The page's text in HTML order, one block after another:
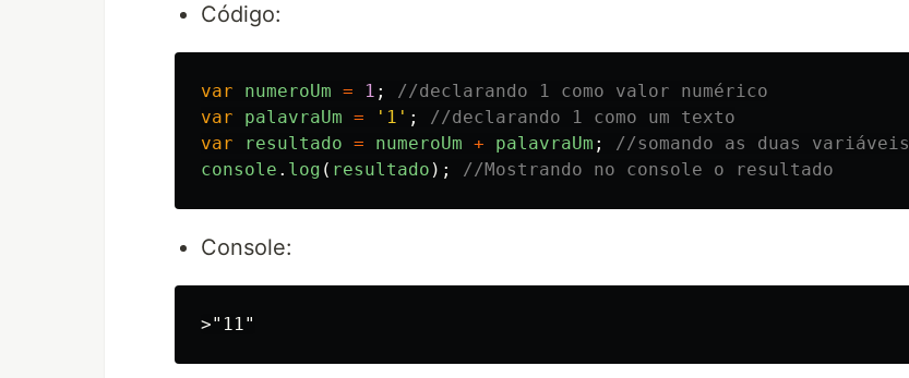
Código:
var numeroUm = 1 ;
//declarando 1 como valor numérico
var
palavraUm = ' 1 ' ;
//declarando 1 como um texto
var
resultado = numeroUm + palavraUm ;
//somando as duas variáveis
console . log ( resultado ); //Mostrando no console o resultado
Console: